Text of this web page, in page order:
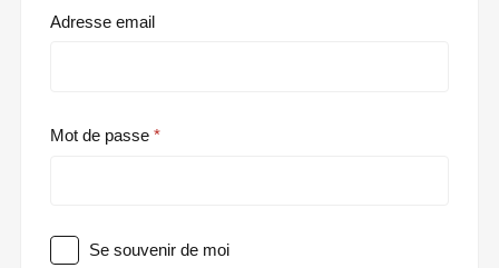
Adresse email
Mot de passe
Se souvenir de moi